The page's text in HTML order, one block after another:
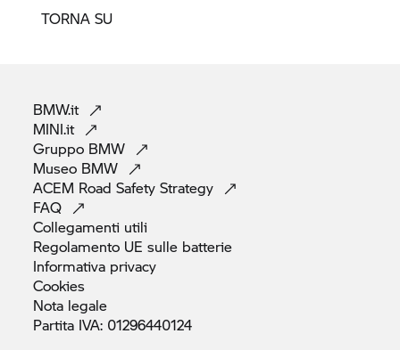
TORNA SU
BMW.it
MINI.it
Gruppo BMW
Museo BMW
ACEM Road SafetyStrategy
FAQ
Collegamenti utili
Regolamento UE sulle batterie
Informativa privacy
Cookies
Nota legale
Partita IVA: 01296440124